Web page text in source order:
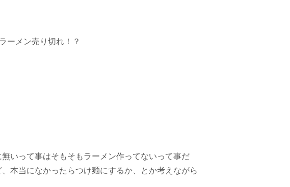
ーメン売り切れ！？
いって事はそもそもラーメン作ってないって事だ
本当になかったらつけ麺にするか、とか考えながら